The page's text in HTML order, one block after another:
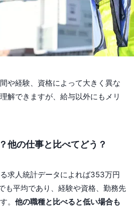
や経験、資格によって大きく異な
解できますが、給与以外にもメリ
他の仕事と比べてどう？
求人統計データによれば353万円
も平均であり、経験や資格、勤務先
。 他の職種と比べると低い場合も